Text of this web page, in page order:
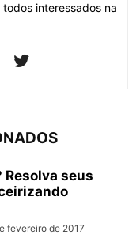
interessados na
seus
fevereiro de 2017